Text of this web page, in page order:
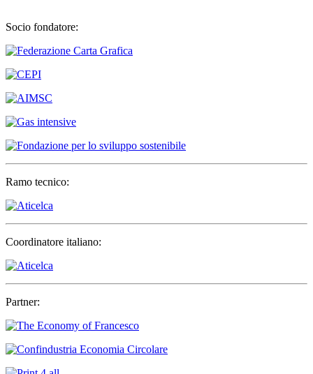
Socio fondatore:
Ramo tecnico:
Coordinatore italiano:
Partner: